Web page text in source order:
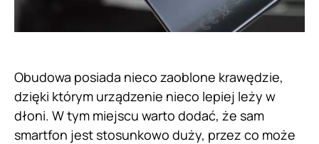
Obudowa posiada nieco zaoblone krawędzie,
dzięki którym urządzenie nieco lepiej leży w
dłoni. W tym miejscu warto dodać, że sam
smartfon jest stosunkowo duży, przez co może